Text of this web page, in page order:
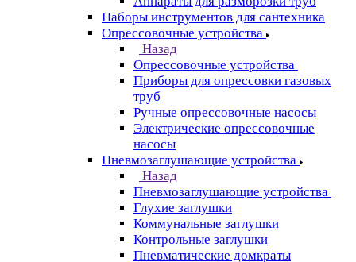
Наборы инструментов для сантехника
Опрессовочные устройства
Назад
Опрессовочные устройства
Приборы для опрессовки газовых
труб
Ручные опрессовочные насосы
Электрические опрессовочные
насосы
Пневмозаглушающие устройства
Назад
Пневмозаглушающие устройства
Глухие заглушки
Коммунальные заглушки
Контрольные заглушки
Пневматические домкраты